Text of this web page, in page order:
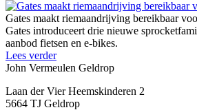
Gates maakt riemaandrijving bereikbaar
Gates introduceert drie nieuwe
aanbod fietsen en e-bikes.
Lees verder
John Vermeulen Geldrop
Laan der Vier Heemskinderen 2
5664 TJ Geldrop